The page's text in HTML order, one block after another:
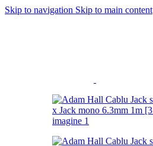
Skip to navigation Skip to main content